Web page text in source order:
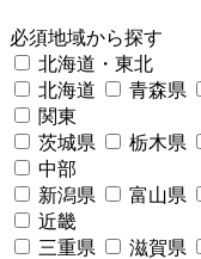
必須地域から探す
北海道・東北
北海道
青森県
関東
茨城県
栃木県
中部
新潟県
富山県
近畿
三重県
滋賀県